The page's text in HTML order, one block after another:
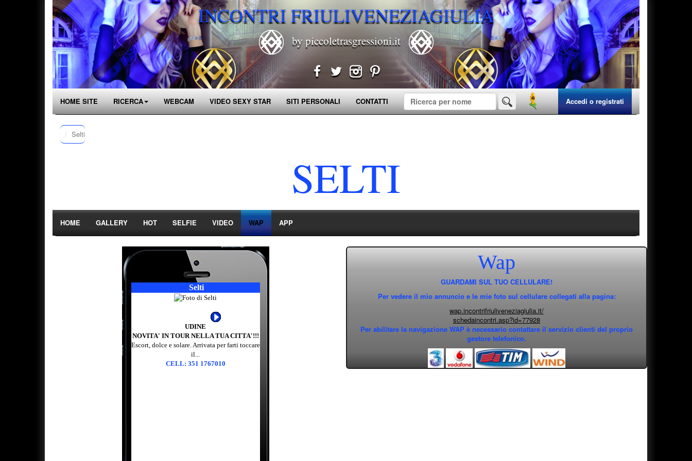
INCONTRI FRIULIVENEZIAGIULIA
by piccoletrasgressioni.it
HOME SITE RICERCA WEBCAM VIDEO SEXY STAR SITI PERSONALI CONTATTI Accedi o registrati
Selti
SELTI
HOME GALLERY HOT SELFIE VIDEO WAP APP
Selti
UDINE
NOVITA' IN TOUR NELLA TUA CITTA'!!!
Escort, dolce e solare. Arrivata per farti toccare
il...
CELL: 351 1767010
Wap
GUARDAMI SUL TUO CELLULARE!
Per vedere il mio annuncio e le mie foto sul cellulare collegati alla pagina:
wap.incontrifriuliveneziagiulia.it/
schedaincontri.asp?id=77928
Per abilitare la navigazione WAP è necessario contattare il servizio clienti del proprio
gestore telefonico.